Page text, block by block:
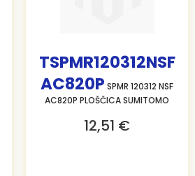
TSPMR120312NSF
AC820P SPMR 120312 NSF
AC820P PLOŠČICA SUMITOMO
12,51 €